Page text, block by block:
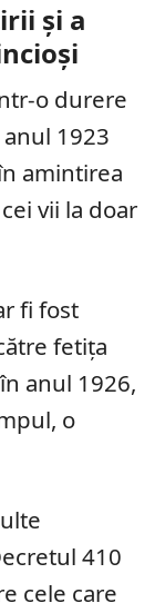
și a
o durere
1923
amintirea
vii la doar
fi fost
fetița
anul 1926,
o
410
cele care